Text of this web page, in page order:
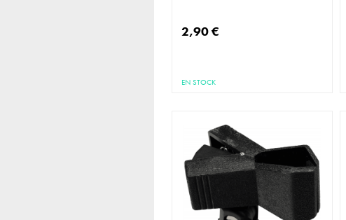
2,90 €
EN STOCK